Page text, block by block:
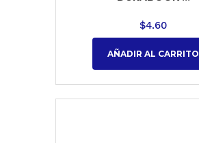
$4.60
AÑADIR AL CARRITO